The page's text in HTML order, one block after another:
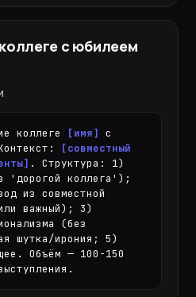
с юбилеем
коллеге [имя] с
[совместный
. Структура: 1)
'дорогой коллега');
из совместной
важный); 3)
(без
шутка/ирония; 5)
Объём — 100-150